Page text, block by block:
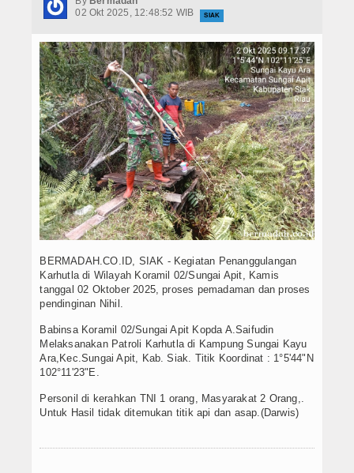
Politik
Berita Foto
Budaya & Pariwisata
Ekbis
Olahraga
02 Okt 2025, 12:48:52 WIB
SIAK
BERMADAH.CO.ID, SIAK - Kegiatan Penanggulangan
Karhutla di Wilayah Koramil 02/Sungai Apit, Kamis
tanggal 02 Oktober 2025, proses pemadaman dan proses
pendinginan Nihil.
Babinsa Koramil 02/Sungai Apit Kopda A.Saifudin
Melaksanakan Patroli Karhutla di Kampung Sungai Kayu
Ara,Kec.Sungai Apit, Kab. Siak. Titik Koordinat : 1°5'44"N
102°11'23"E.
Personil di kerahkan TNI 1 orang, Masyarakat 2 Orang,.
Untuk Hasil tidak ditemukan titik api dan asap.(Darwis)